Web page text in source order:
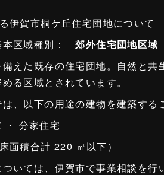
伊賀市桐ケ丘住宅団地について
本区域種別：郊外住宅団地区域
えた既存の住宅団地。自然と共
る区域とされています。
、以下の用途の建物を建築する
分家住宅
面積合計 220 ㎡以下）
いては、伊賀市で事業相談を行